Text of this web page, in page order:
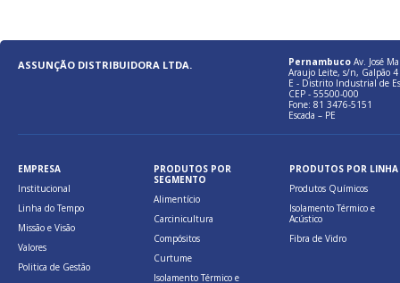
ASSUNÇÃO DISTRIBUIDORA LTDA. Pernambuco Av. José
Araujo Leite, s/n, Galpão 4
E - Distrito Industrial de
CEP - 55500-000
Fone: 81 3476-5151
Escada – PE
EMPRESA
Institucional
Linha do Tempo
Missão e Visão
Valores
Politica de Gestão
PRODUTOS POR
SEGMENTO
Alimentício
Carcinicultura
Compósitos
Curtume
Isolamento Térmico e
PRODUTOS POR LINHA
Produtos Químicos
Isolamento Térmico e
Acústico
Fibra de Vidro